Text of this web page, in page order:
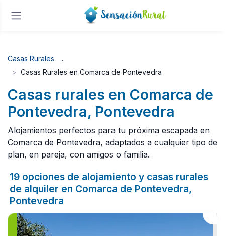
Casas Rurales
Casas Rurales en Comarca de Pontevedra
Casas rurales en Comarca de
Pontevedra, Pontevedra
Alojamientos perfectos para tu próxima escapada en
Comarca de Pontevedra, adaptados a cualquier tipo de
plan, en pareja, con amigos o familia.
19 opciones de alojamiento y casas rurales
de alquiler en Comarca de Pontevedra,
Pontevedra